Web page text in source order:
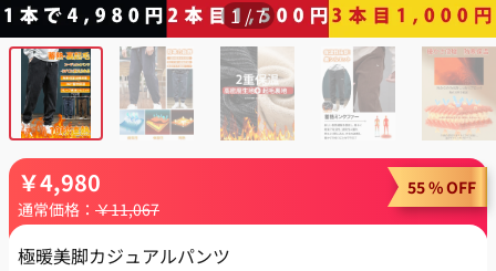
1 /7
￥4,980
通常価格： ￥11,067
55 % OFF
極暖美脚カジュアルパンツ